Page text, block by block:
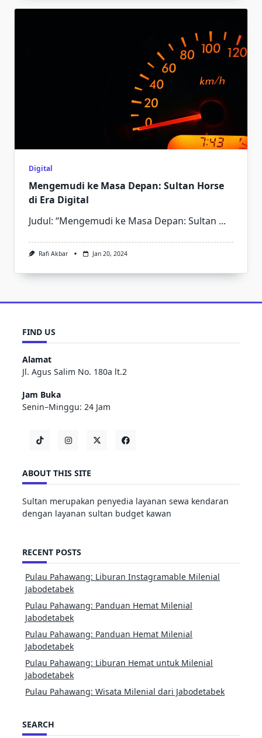
Digital
Mengemudi ke Masa Depan: Sultan Horse
di Era Digital
Judul: “Mengemudi ke Masa Depan: Sultan ...
Rafi Akbar Jan 20, 2024
FIND US
Alamat
Jl. Agus Salim No. 180a lt.2
Jam Buka
Senin–Minggu: 24 Jam
ABOUT THIS SITE
Sultan merupakan penyedia layanan sewa kendaran
dengan layanan sultan budget kawan
RECENT POSTS
Pulau Pahawang: Liburan Instagramable Milenial
Jabodetabek
Pulau Pahawang: Panduan Hemat Milenial
Jabodetabek
Pulau Pahawang: Panduan Hemat Milenial
Jabodetabek
Pulau Pahawang: Liburan Hemat untuk Milenial
Jabodetabek
Pulau Pahawang: Wisata Milenial dari Jabodetabek
SEARCH